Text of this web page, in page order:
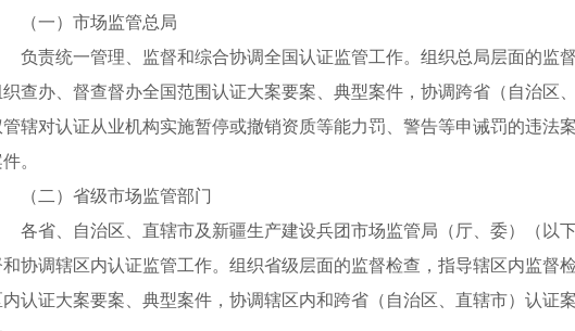
一）市场监管总局
责统一管理、监督和综合协调全国认证监管工作。组织总局层面的监督
织查办、督查督办全国范围认证大案要案、典型案件，协调跨省（自治区
管辖对认证从业机构实施暂停或撤销资质等能力罚、警告等申诫罚的违法
。
二）省级市场监管部门
省、自治区、直辖市及新疆生产建设兵团市场监管局（厅、委）（以
和协调辖区内认证监管工作。组织省级层面的监督检查，指导辖区内监督
内认证大案要案、典型案件，协调辖区内和跨省（自治区、直辖市）认证